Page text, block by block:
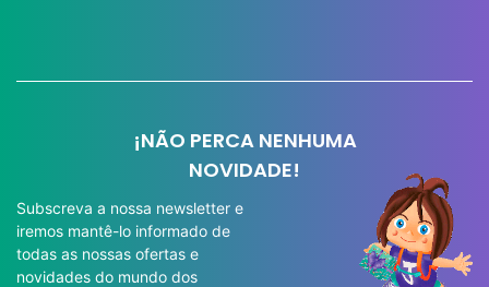
¡NÃO PERCA NENHUMA
NOVIDADE!
Subscreva a nossa newsletter e
iremos mantê-lo informado de
todas as nossas ofertas e
novidades do mundo dos